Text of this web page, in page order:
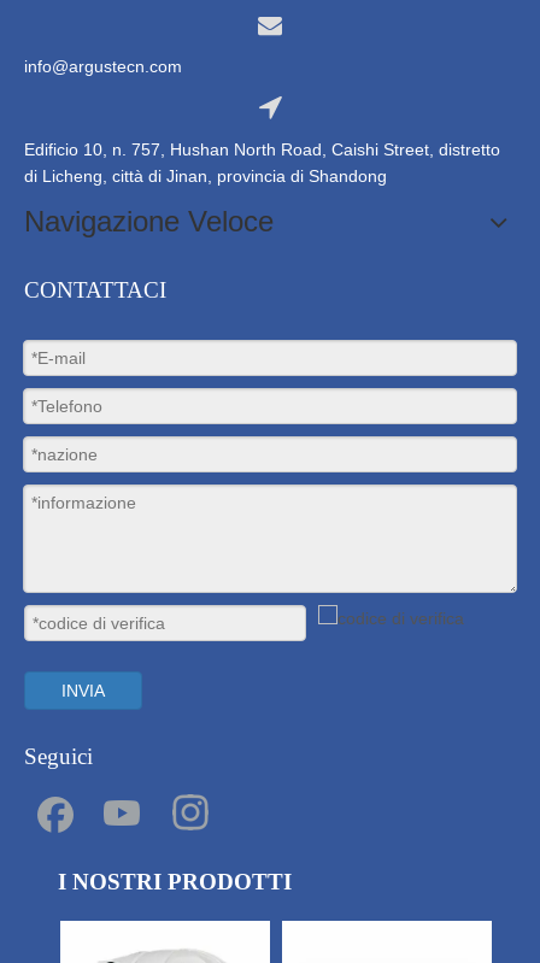
info@argustecn.com
Edificio 10, n. 757, Hushan North Road, Caishi Street, distretto
di Licheng, città di Jinan, provincia di Shandong
Navigazione Veloce
CONTATTACI
INVIA
Seguici
I NOSTRI PRODOTTI